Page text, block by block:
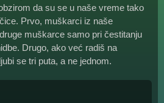
da su se u naše vreme tako
Prvo, muškarci iz naše
muškarce samo pri čestitanju
Drugo, ako već radiš na
se tri puta, a ne jednom.